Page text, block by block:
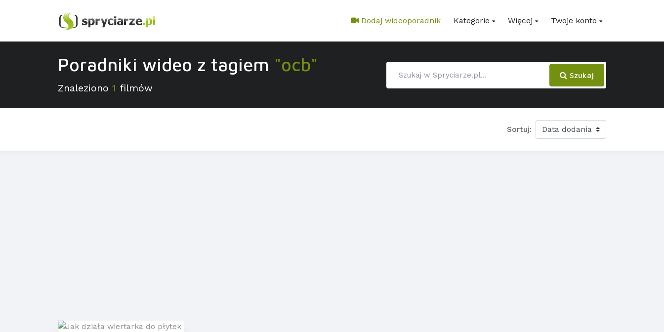
Dodaj wideoporadnik Kategorie Więcej Twoje konto
Poradniki wideo z tagiem "ocb"
Znaleziono 1 filmów
Szukaj
Sortuj: